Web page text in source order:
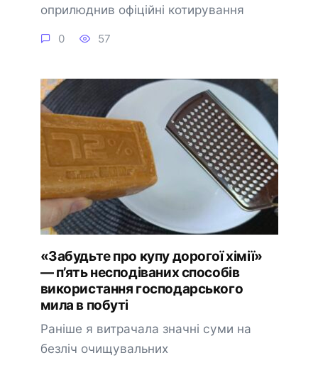
оприлюднив офіційні котирування
0 57
«Забудьте про купу дорогої хімії»
— п’ять несподіваних способів
використання господарського
мила в побуті
Раніше я витрачала значні суми на
безліч очищувальних